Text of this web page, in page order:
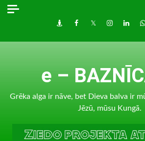
Skip
DraugiemFacebook
TwitterInstagram
e –
Grēka alga ir nāve, bet Dieva balva ir
Jēzū, mūsu Kungā.